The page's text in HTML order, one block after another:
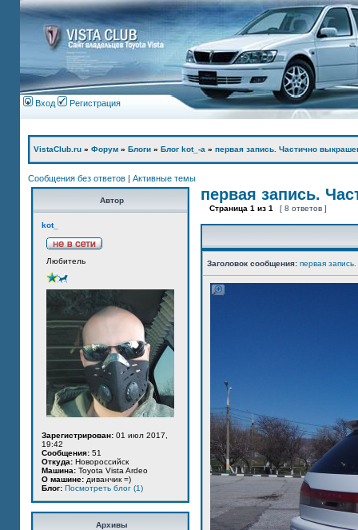
Вход Регистрация
VistaClub.ru » Форум » Блоги » Блог kot_-а » первая запись. Частично
Сообщения без ответов | Активные темы
Автор
kot_
Любитель
Зарегистрирован: 01 июл 2017,
19:42
Сообщения: 51
Откуда: Новороссийск
Машина: Toyota Vista Ardeo
О машине: диванчик =)
Блог: Посмотреть блог (1)
Архивы
первая запись.
Страница 1 из 1 [ 8 ответов ]
Заголовок сообщения: первая